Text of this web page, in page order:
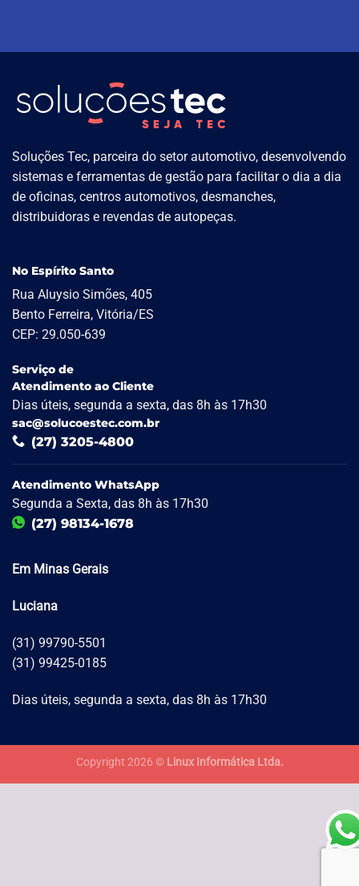
Soluções Tec, parceira do setor automotivo, desenvolvendo
sistemas e ferramentas de gestão para facilitar o dia a dia
de oficinas, centros automotivos, desmanches,
distribuidoras e revendas de autopeças.
No Espírito Santo
Rua Aluysio Simões, 405
Bento Ferreira, Vitória/ES
CEP: 29.050-639
Serviço de
Atendimento ao Cliente
Dias úteis, segunda a sexta, das 8h às 17h30
sac@solucoestec.com.br
(27) 3205-4800
Atendimento WhatsApp
Segunda a Sexta, das 8h às 17h30
(27) 98134-1678
Em Minas Gerais
Luciana
(31) 99790-5501
(31) 99425-0185
Dias úteis, segunda a sexta, das 8h às 17h30
Copyright 2026 © Linux Informática Ltda.